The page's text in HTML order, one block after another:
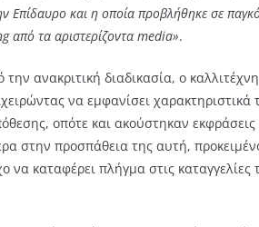
Επίδαυρο και η οποία προβλήθηκε σε
από τα αριστερίζοντα media».
την ανακριτική διαδικασία, ο
να εμφανίσει
οπότε και ακούστηκαν
στην προσπάθεια της αυτή,
καταφέρει πλήγμα στις καταγγελίες